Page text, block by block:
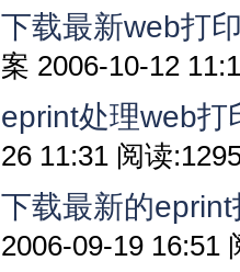
下载最新web打
案 2006-10-12
eprint处理web打
26 11:31 阅读
下载最新的
2006-09-19 16:51